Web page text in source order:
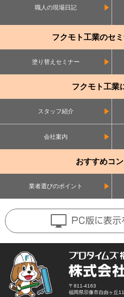
職人の現場日記
フクモト工業のセ
塗り替えセミナー
フクモト工業
スタッフ紹介
会社案内
おすすめコ
業者選びのポイント
〒811-4163
福岡県宗像市自由ヶ丘